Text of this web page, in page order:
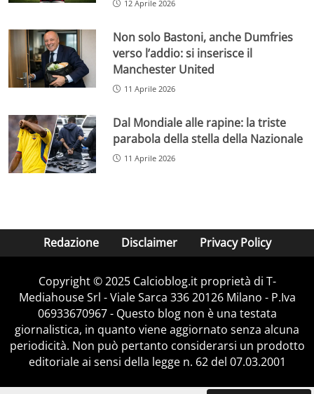
12 Aprile 2026
Non solo Bastoni, anche Dumfries
verso l’addio: si inserisce il
Manchester United
11 Aprile 2026
Dal Mondiale alle rapine: la triste
parabola della stella della Nazionale
11 Aprile 2026
Redazione Disclaimer Privacy Policy
Copyright © 2025 Calcioblog.it proprietà di T-
Mediahouse Srl - Viale Sarca 336 20126 Milano - P.Iva
06933670967 - Questo blog non è una testata
giornalistica, in quanto viene aggiornato senza alcuna
periodicità. Non può pertanto considerarsi un prodotto
editoriale ai sensi della legge n. 62 del 07.03.2001